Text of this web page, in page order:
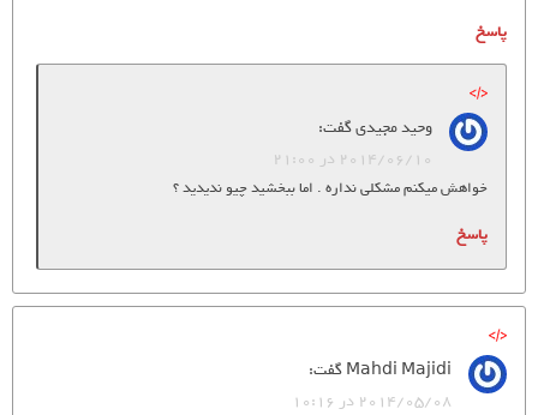
پاسخ
وحید مجیدیگفت:
2014/06/10 در 21:00
خواهش میکنم مشکلی نداره . اما ببخشید چیو ندیدید ؟
پاسخ
Mahdi Majidiگفت:
2014/05/08 در 10:16